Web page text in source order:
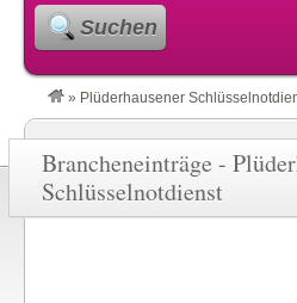
Suchen
» Plüderhausener
Brancheneinträge -
Schlüsselnotdienst